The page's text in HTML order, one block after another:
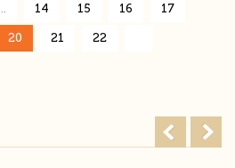
14 15 16 17
20 21 22